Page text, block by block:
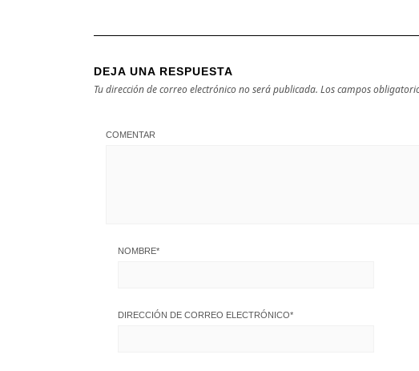
DEJA UNA RESPUESTA
Tu dirección de correo electrónico no será publicada. Los campos
COMENTAR
NOMBRE*
DIRECCIÓN DE CORREO ELECTRÓNICO*